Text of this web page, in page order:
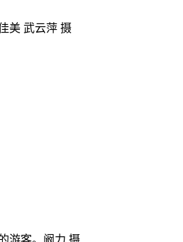
美 武云萍 摄
游客。阚力 摄